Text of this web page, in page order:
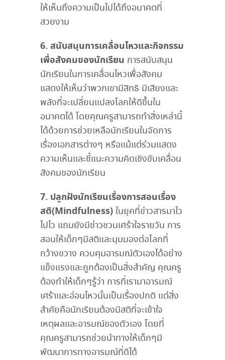
ให้เห็นถึงความเป็นไปได้ถึงอนาคตที่
สวยงาม
6. สนับสนุนการเคลื่อนไหวและกิจกรรม
เพื่อสังคมของนักเรียน การสนับสนุน
นักเรียนในการเคลื่อนไหวเพื่อสังคม
แสดงให้เห็นว่าพวกเขามีสิทธิ มีเสียงและ
พลังที่จะเปลี่ยนแปลงโลกให้ดีขึ้นใน
อนาคตได้ โดยคุณครูสามารถทำสิ่งเหล่านี้
ได้ด้วยการช่วยเหลือนักเรียนในจัดการ
เรื่องเอกสารต่างๆ หรือแม้แต่ร่วมแสดง
ความเห็นและชี้แนะความคิดเชิงขับเคลื่อน
สังคมของนักเรียน
7. ปลูกฝังนักเรียนเรื่องการสอนเรื่อง
สติ(Mindfulness)ในยุคที่ข่าวสารมาไว
ไปไว แถมยังมีข่าวชวนเศร้าใจรายวัน การ
สอนให้เด็กๆมีสติและมุมมองต่อโลกที่
กว้างขวาง ควบคุมอารมณ์ตัวเองได้อย่าง
แข็งแรงและถูกต้องเป็นสิ่งสำคัญ คุณครู
ต้องทำให้เด็กๆรู้ว่า การที่เรามาอารมณ์
เศร้าและอ่อนไหวนั้นเป็นเรื่องปกติ แต่สิ่ง
สำคัยคือนักเรียนต้องมีสติที่จะเข้าใจ
เหตุผลและอารมณ์ของตัวเอง โดยที่
คุณครูสามารถช่วยนำทางให้เด็กๆมี
พัฒนาการทางอารมณ์ที่ดีได้